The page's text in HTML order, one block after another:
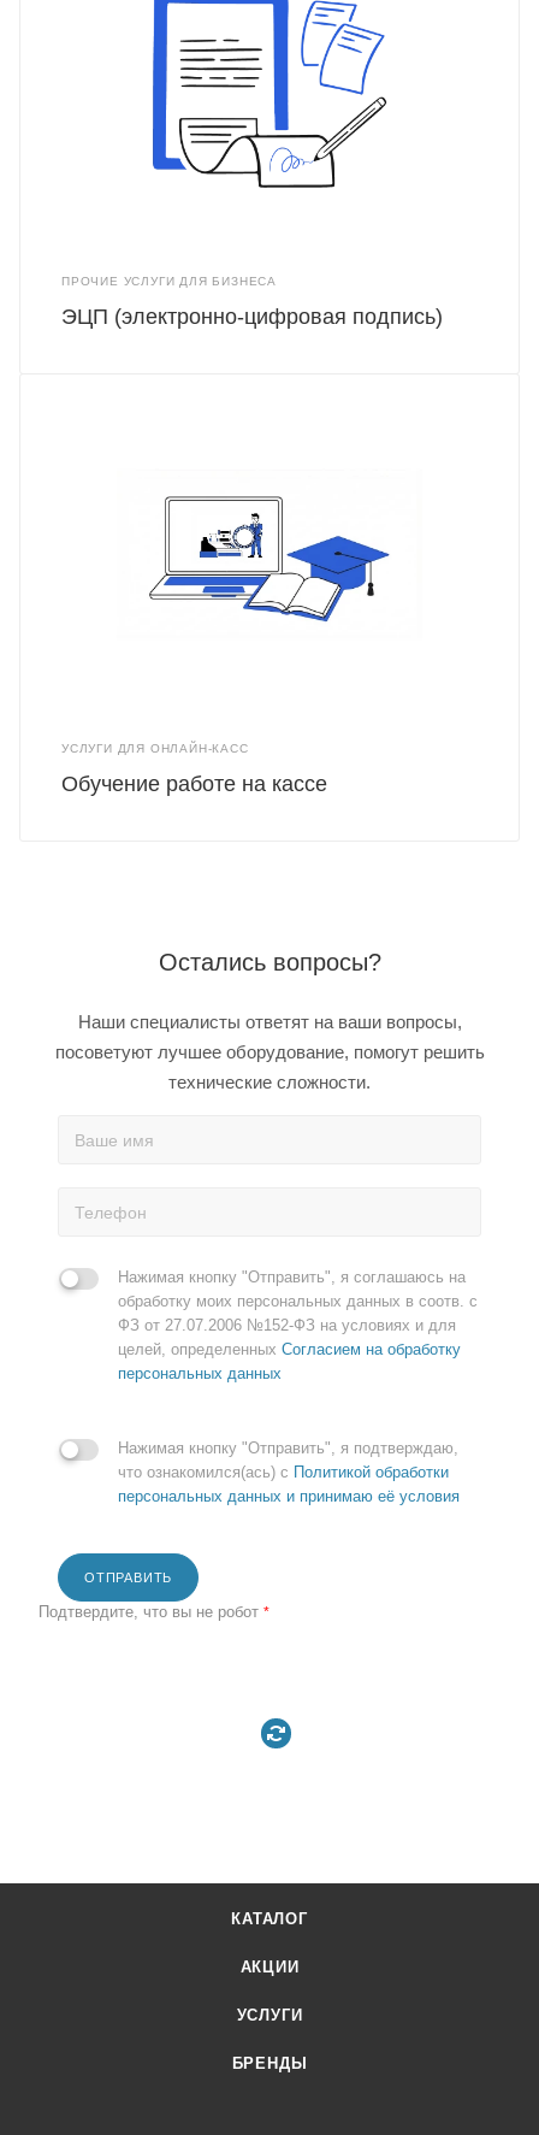
ПРОЧИЕ УСЛУГИ ДЛЯ БИЗНЕСА
ЭЦП (электронно-цифровая подпись)
УСЛУГИ ДЛЯ ОНЛАЙН-КАСС
Обучение работе на кассе
Остались вопросы?
Наши специалисты ответят на ваши вопросы,
посоветуют лучшее оборудование, помогут решить
технические сложности.
Нажимая кнопку "Отправить", я соглашаюсь на
обработку моих персональных данных в соотв. с
ФЗ от 27.07.2006 №152-ФЗ на условиях и для
целей, определенных Согласием на обработку
персональных данных
Нажимая кнопку "Отправить", я подтверждаю,
что ознакомился(ась) с Политикой обработки
персональных данных и принимаю её условия
ОТПРАВИТЬ
Подтвердите, что вы не робот *
КАТАЛОГ
АКЦИИ
УСЛУГИ
БРЕНДЫ